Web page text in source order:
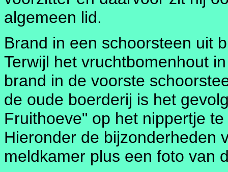
algemeen lid.
Brand in een schoorsteen uit
Terwijl het vruchtbomenhout
brand in de voorste
de oude boerderij is het
Fruithoeve" op het nippertje
Hieronder de bijzonderheden
meldkamer plus een foto van